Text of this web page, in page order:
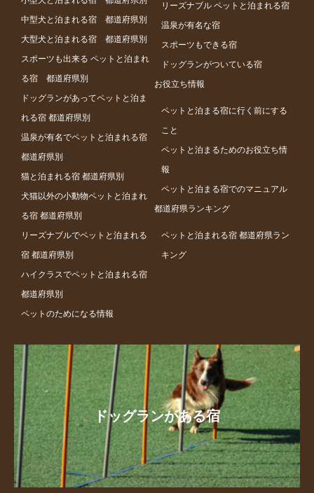
中型犬と泊まれる宿 都道府県別
大型犬と泊まれる宿 都道府県別
スポーツも出来る ペットと泊まれ
る宿 都道府県別
ドッグランがあってペットと泊ま
れる宿 都道府県別
温泉が有名でペットと泊まれる宿
都道府県別
猫と泊まれる宿 都道府県別
犬猫以外の小動物ペットと泊まれ
る宿 都道府県別
リーズナブルでペットと泊まれる
宿 都道府県別
ハイクラスでペットと泊まれる宿
都道府県別
ペットのためになる情報
リーズナブル ペットと泊まれる宿
温泉が有名な宿
スポーツもできる宿
ドッグランがついている宿
お役立ち情報
ペットと泊まる宿に行く前にする
こと
ペットと泊まるためのお役立ち情
報
ペットと泊まる宿でのマニュアル
都道府県ランキング
ペットと泊まれる宿 都道府県ラン
キング
ドッグランがある宿